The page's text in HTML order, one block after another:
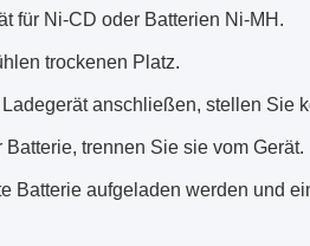
für Ni-CD oder Batterien Ni-MH.
trockenen Platz.
anschließen, stellen Sie
trennen Sie sie vom Gerät.
Batterie aufgeladen werden und